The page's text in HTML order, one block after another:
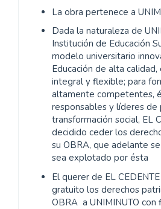
La obra pertenece a
Dada la naturaleza de
Institución de Educación
modelo universitario
Educación de alta calidad,
integral y flexible; para
altamente competentes,
responsables y líderes de
transformación social, EL
decidido ceder los
su OBRA, que adelante
sea explotado por ésta
El querer de EL
gratuito los derechos
OBRA a UNIMINUTO con